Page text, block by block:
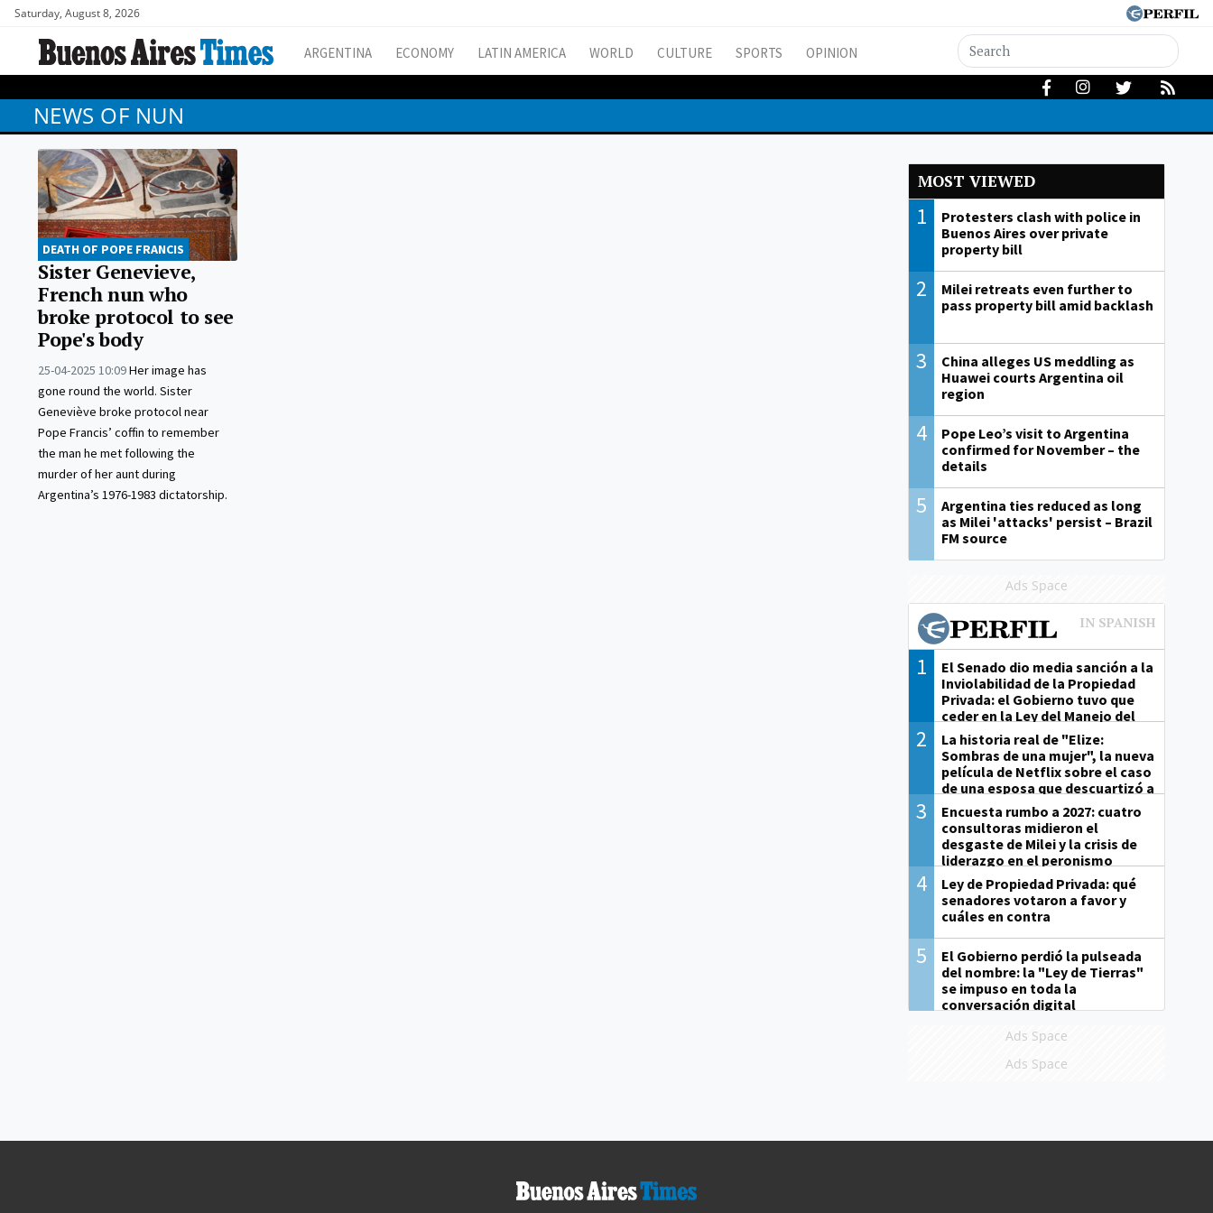
Saturday, August 8, 2026
ARGENTINA ECONOMY LATIN AMERICA WORLD CULTURE SPORTS OPINION
NEWS OF NUN
DEATH OF POPE FRANCIS
Sister Genevieve,
French nun who
broke protocol to see
Pope's body
25-04-2025 10:09Her image has
gone round the world. Sister
Geneviève broke protocol near
Pope Francis’ coffin to remember
the man he met following the
murder of her aunt during
Argentina’s 1976-1983 dictatorship.
MOST VIEWED
1
Protesters clash with police in
Buenos Aires over private
property bill
2
Milei retreats even further to
pass property bill amid backlash
3
China alleges US meddling as
Huawei courts Argentina oil
region
4
Pope Leo’s visit to Argentina
confirmed for November – the
details
5
Argentina ties reduced as long
as Milei 'attacks' persist – Brazil
FM source
Ads Space
1
El Senado dio media sanción a la
Inviolabilidad de la Propiedad
Privada: el Gobierno tuvo que
ceder en la Ley del Manejo del
Fuego
2
La historia real de "Elize:
Sombras de una mujer", la nueva
película de Netflix sobre el caso
de una esposa que descuartizó a
su marido
3
Encuesta rumbo a 2027: cuatro
consultoras midieron el
desgaste de Milei y la crisis de
liderazgo en el peronismo
4
Ley de Propiedad Privada: qué
senadores votaron a favor y
cuáles en contra
5
El Gobierno perdió la pulseada
del nombre: la "Ley de Tierras"
se impuso en toda la
conversación digital
Ads Space
Ads Space